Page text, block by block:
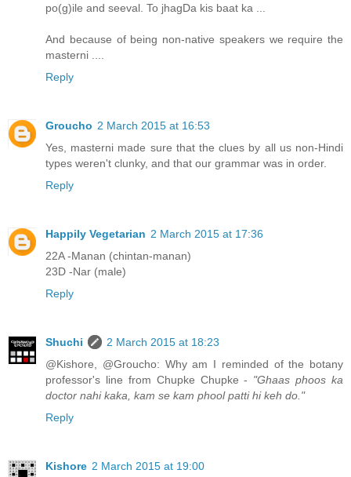
po(g)ile and seeval. To jhagDa kis baat ka ...
And because of being non-native speakers we require the
masterni ....
Reply
Groucho 2 March 2015 at 16:53
Yes, masterni made sure that the clues by all us non-Hindi
types weren't clunky, and that our grammar was in order.
Reply
Happily Vegetarian 2 March 2015 at 17:36
22A -Manan (chintan-manan)
23D -Nar (male)
Reply
Shuchi
2 March 2015 at 18:23
@Kishore, @Groucho: Why am I reminded of the botany
professor's line from Chupke Chupke - "Ghaas phoos ka
doctor nahi kaka, kam se kam phool patti hi keh do."
Reply
Kishore 2 March 2015 at 19:00